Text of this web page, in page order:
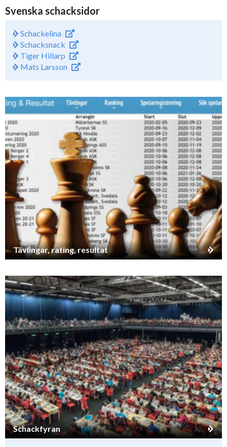
Svenska schacksidor
Schackelina
Schacksnack
Tiger Hillarp
Mats Larsson
Tävlingar, rating, resultat
Schackfyran